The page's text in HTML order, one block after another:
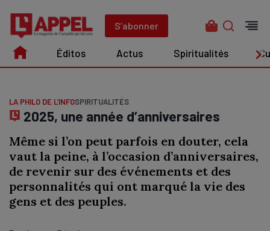
contenu
S’abonner
Édito Actus Spiritualités Culture
Éditos Actus Spiritualités
LA PHILO DE L’INFOSPIRITUALITÉS
2025, une année d’anniversaires
Même si l’on peut parfois en douter, cela
vaut la peine, à l’occasion d’anniversaires,
de revenir sur des événements et des
personnalités qui ont marqué la vie des
gens et des peuples.